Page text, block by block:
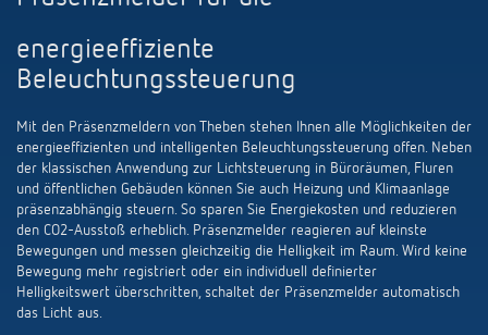
LUXORliving
Historie
energieeffiziente
Beleuchtungssteuerung
Mit den Präsenzmeldern von Theben stehen Ihnen alle Möglichkeiten der
energieeffizienten und intelligenten Beleuchtungssteuerung offen. Neben
der klassischen Anwendung zur Lichtsteuerung in Büroräumen, Fluren
und öffentlichen Gebäuden können Sie auch Heizung und Klimaanlage
präsenzabhängig steuern. So sparen Sie Energiekosten und reduzieren
den CO2-Ausstoß erheblich. Präsenzmelder reagieren auf kleinste
Bewegungen und messen gleichzeitig die Helligkeit im Raum. Wird keine
Bewegung mehr registriert oder ein individuell definierter
Helligkeitswert überschritten, schaltet der Präsenzmelder automatisch
das Licht aus.